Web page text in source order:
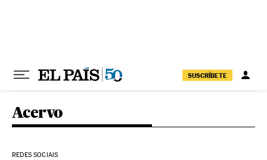
SUSCRÍBETE
Acervo
REDES SOCIAIS